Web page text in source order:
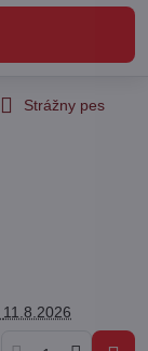
Strážny pes
11.8.2026